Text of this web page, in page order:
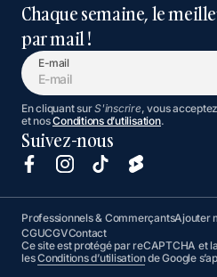
Chaque semaine, le
par mail !
E-mail
En cliquant surS'inscrire, vous
et nosConditions d’utilisation.
Suivez-nous
Professionnels & CommerçantsAjouter
CGUCGVContact
Ce site est protégé par reCAPTCHA et la
lesConditions d’utilisationde Google